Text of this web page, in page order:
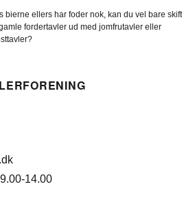
bierne ellers har foder nok, kan du vel bare
fordertavler ud med jomfrutavler eller
14.00